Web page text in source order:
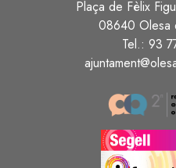
Plaça de Fèlix
08640 Olesa
Tel.: 93
Image
Image